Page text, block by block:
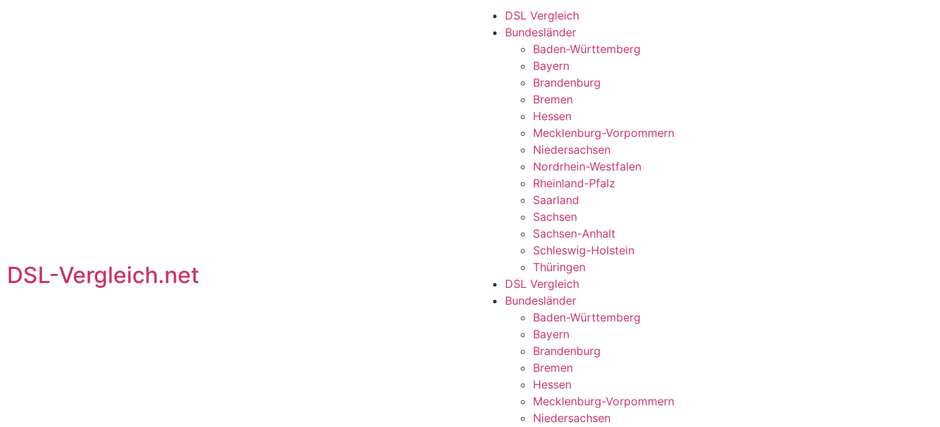
DSL-Vergleich.net
DSL Vergleich
Bundesländer
Baden-Württemberg
Bayern
Brandenburg
Bremen
Hessen
Mecklenburg-Vorpommern
Niedersachsen
Nordrhein-Westfalen
Rheinland-Pfalz
Saarland
Sachsen
Sachsen-Anhalt
Schleswig-Holstein
Thüringen
DSL Vergleich
Bundesländer
Baden-Württemberg
Bayern
Brandenburg
Bremen
Hessen
Mecklenburg-Vorpommern
Niedersachsen